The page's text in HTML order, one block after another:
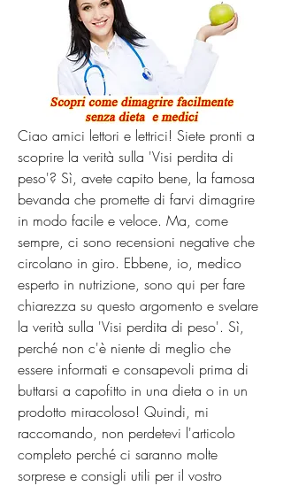
Ciao amici lettori e lettrici! Siete pronti a
scoprire la verità sulla 'Visi perdita di
peso'? Sì, avete capito bene, la famosa
bevanda che promette di farvi dimagrire
in modo facile e veloce. Ma, come
sempre, ci sono recensioni negative che
circolano in giro. Ebbene, io, medico
esperto in nutrizione, sono qui per fare
chiarezza su questo argomento e svelare
la verità sulla 'Visi perdita di peso'. Sì,
perché non c'è niente di meglio che
essere informati e consapevoli prima di
buttarsi a capofitto in una dieta o in un
prodotto miracoloso! Quindi, mi
raccomando, non perdetevi l'articolo
completo perché ci saranno molte
sorprese e consigli utili per il vostro